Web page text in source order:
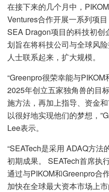
在接下来的几个月中，
Ventures合作开展一系列项
SEA Dragon项目的科技初
划旨在将科技公司与全球风
人士联系起来，扩大规模。
“Greenpro很荣幸能与
2025年创立五家独角兽的目
施方法，再加上指导、资金
以很好地实现他们的梦想，
Lee表示。
“SEATech是采用 ADAQ方
初期成果。 SEATech首席执
通过与PIKOM和Greenpro合
加快在全球最大资本市场上市